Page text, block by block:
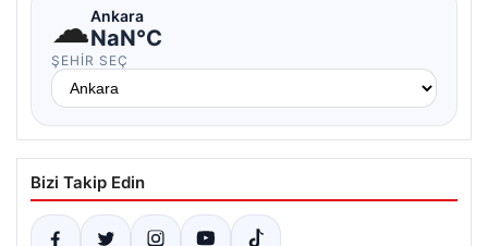
☁Ankara
NaN°C
ŞEHIR SEÇ
Bizi Takip Edin